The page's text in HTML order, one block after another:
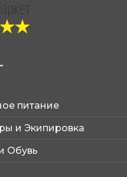
питание
и Экипировка
Обувь